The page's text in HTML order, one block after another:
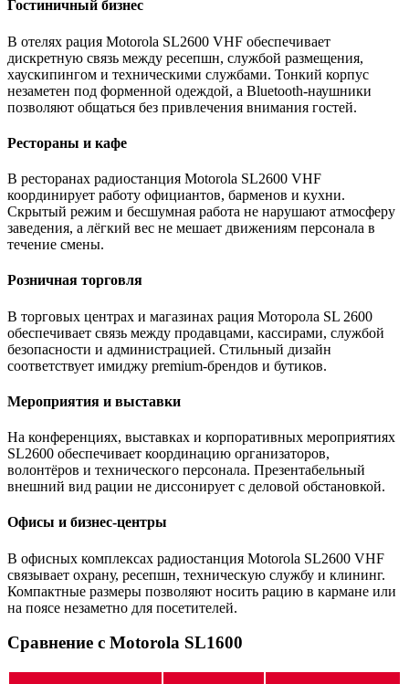
Гостиничный бизнес
В отелях рация Motorola SL2600 VHF обеспечивает
дискретную связь между ресепшн, службой размещения,
хаускипингом и техническими службами. Тонкий корпус
незаметен под форменной одеждой, а Bluetooth-наушники
позволяют общаться без привлечения внимания гостей.
Рестораны и кафе
В ресторанах радиостанция Motorola SL2600 VHF
координирует работу официантов, барменов и кухни.
Скрытый режим и бесшумная работа не нарушают атмосферу
заведения, а лёгкий вес не мешает движениям персонала в
течение смены.
Розничная торговля
В торговых центрах и магазинах рация Моторола SL 2600
обеспечивает связь между продавцами, кассирами, службой
безопасности и администрацией. Стильный дизайн
соответствует имиджу premium-брендов и бутиков.
Мероприятия и выставки
На конференциях, выставках и корпоративных мероприятиях
SL2600 обеспечивает координацию организаторов,
волонтёров и технического персонала. Презентабельный
внешний вид рации не диссонирует с деловой обстановкой.
Офисы и бизнес-центры
В офисных комплексах радиостанция Motorola SL2600 VHF
связывает охрану, ресепшн, техническую службу и клининг.
Компактные размеры позволяют носить рацию в кармане или
на поясе незаметно для посетителей.
Сравнение с Motorola SL1600